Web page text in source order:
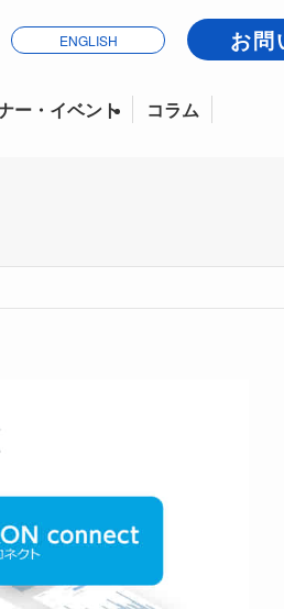
ENGLISH お問
ー・イベント コラム